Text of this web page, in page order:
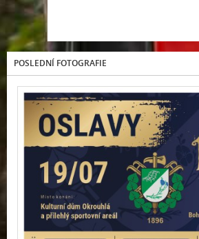
POSLEDNÍ FOTOGRAFIE